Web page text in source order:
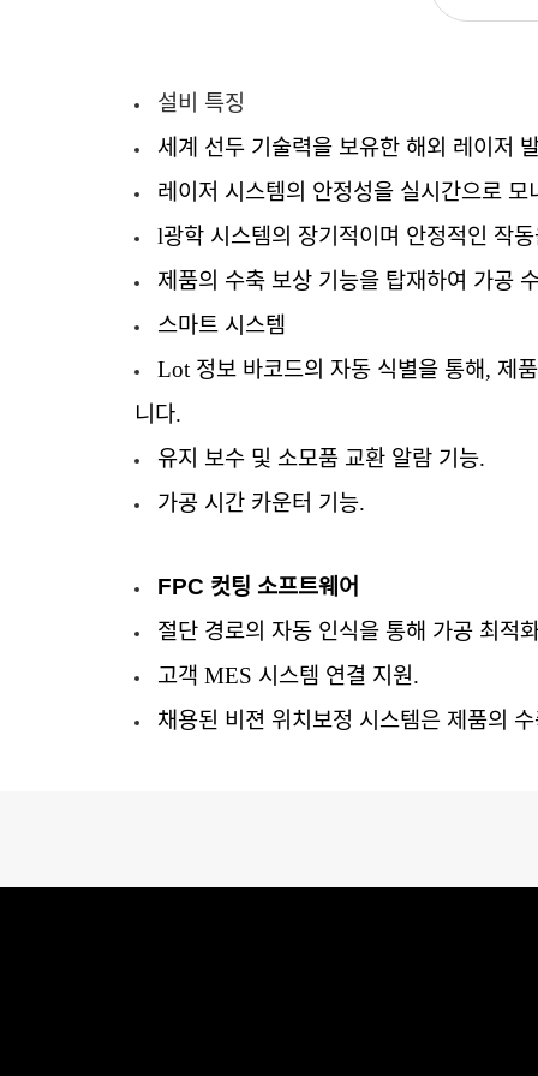
설비
특징
세계 선두 기술력을 보유한 해외 레이저
레이저 시스템의 안정성을 실시간으로 모
l광학 시스템의 장기적이며 안정적인 작
제품의 수축 보상 기능을 탑재하여 가공
스마트 시스템
Lot 정보 바코드의 자동 식별을 통해, 제품
니다.
유지 보수 및 소모품 교환 알람 기능.
가공 시간 카운터 기능.
FPC 컷팅 소프트웨어
절단 경로의 자동 인식을 통해 가공 최적
고객 MES 시스템 연결 지원.
채용된 비젼 위치보정 시스템은 제품의